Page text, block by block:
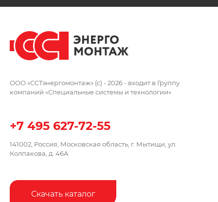
ООО «ССТэнергомонтаж» (c) - 2026 - входит в Группу
компаний «Специальные системы и технологии»
+7 495 627-72-55
141002, Россия, Московская область, г. Мытищи, ул.
Колпакова, д. 46А
Скачать каталог